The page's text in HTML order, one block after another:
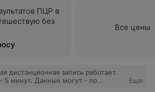
ПЦР в
без
Все цены
дистанционная запись работает.
5 минут. Данные могут - по
Еще